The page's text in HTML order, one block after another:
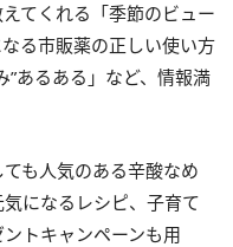
てくれる「季節のビュー
る市販薬の正しい使い方
”あるある」など、情報満
も人気のある辛酸なめ
になるレシピ、子育て
トキャンペーンも用